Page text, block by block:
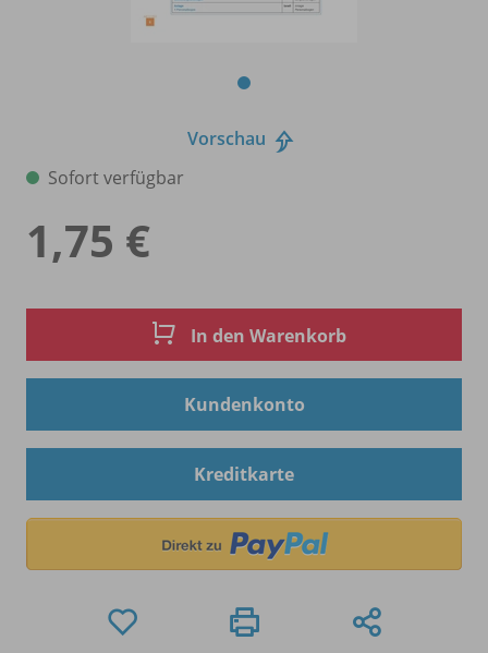
Vorschau
Sofort verfügbar
1,75 €
In den Warenkorb
Kundenkonto
Kreditkarte